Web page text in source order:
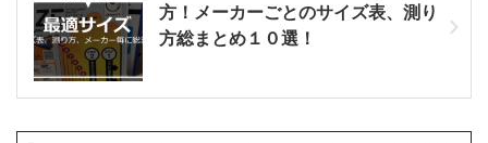
方！メーカーごとのサイズ表、測り
方総まとめ１０選！